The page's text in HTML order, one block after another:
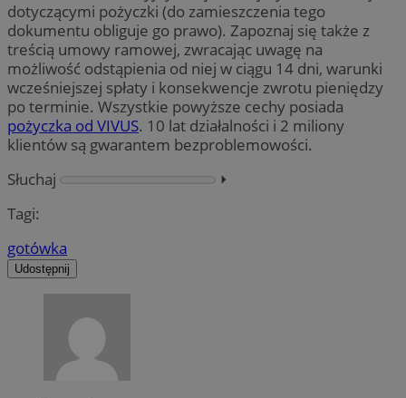
dotyczącymi pożyczki (do zamieszczenia tego
dokumentu obliguje go prawo). Zapoznaj się także z
treścią umowy ramowej, zwracając uwagę na
możliwość odstąpienia od niej w ciągu 14 dni, warunki
wcześniejszej spłaty i konsekwencje zwrotu pieniędzy
po terminie. Wszystkie powyższe cechy posiada
pożyczka od VIVUS. 10 lat działalności i 2 miliony
klientów są gwarantem bezproblemowości.
Słuchaj
⏵︎
Tagi:
gotówka
Udostępnij